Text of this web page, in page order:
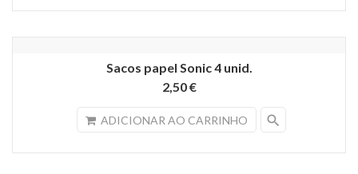
Sacos papel Sonic 4 unid.
2,50 €
ADICIONAR AO CARRINHO search